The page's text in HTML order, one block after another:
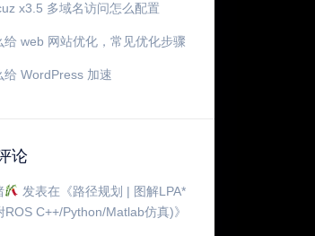
x3.5 多域名访问怎么配置
给 web 网站优化，常见优化步骤
给 WordPress 加速
论
发表在《路径规划 | 图解LPA*
ROS C++/Python/Matlab仿真)》